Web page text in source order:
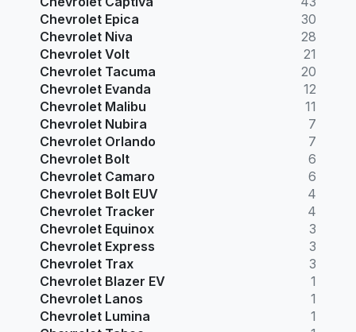
Chevrolet Epica
30
Chevrolet Niva
28
Chevrolet Volt
21
Chevrolet Tacuma
20
Chevrolet Evanda
12
Chevrolet Malibu
11
Chevrolet Nubira
7
Chevrolet Orlando
7
Chevrolet Bolt
6
Chevrolet Camaro
6
Chevrolet Bolt EUV
4
Chevrolet Tracker
4
Chevrolet Equinox
3
Chevrolet Express
3
Chevrolet Trax
3
Chevrolet Blazer EV
1
Chevrolet Lanos
1
Chevrolet Lumina
1